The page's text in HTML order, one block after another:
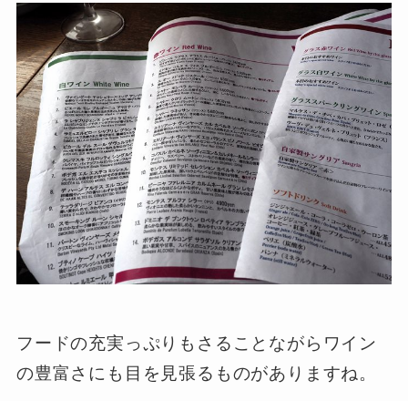
フードの充実っぷりもさることながらワイン
の豊富さにも目を見張るものがありますね。